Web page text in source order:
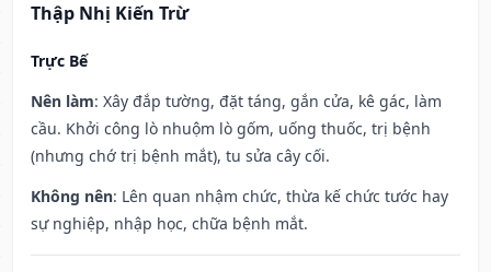
Thập Nhị Kiến Trừ
Trực Bế
Nên làm: Xây đắp tường, đặt táng, gắn cửa, kê gác, làm
cầu. Khởi công lò nhuộm lò gốm, uống thuốc, trị bệnh
(nhưng chớ trị bệnh mắt), tu sửa cây cối.
Không nên: Lên quan nhậm chức, thừa kế chức tước hay
sự nghiệp, nhập học, chữa bệnh mắt.